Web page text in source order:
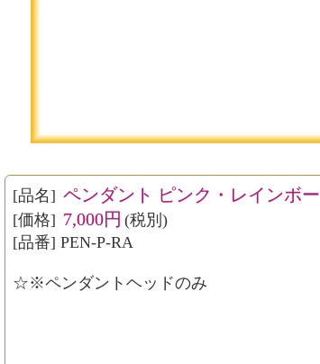
[品名] ペンダント ピンク・レインボー
[価格] 7,000円 (税別)
[品番] PEN-P-RA
☆※ペンダントヘッドのみ